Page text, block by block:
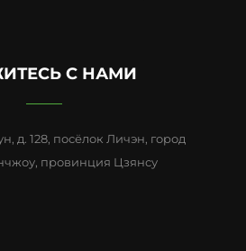
С НАМИ
д. 128, посёлок Личэн, город
провинция Цзянсу